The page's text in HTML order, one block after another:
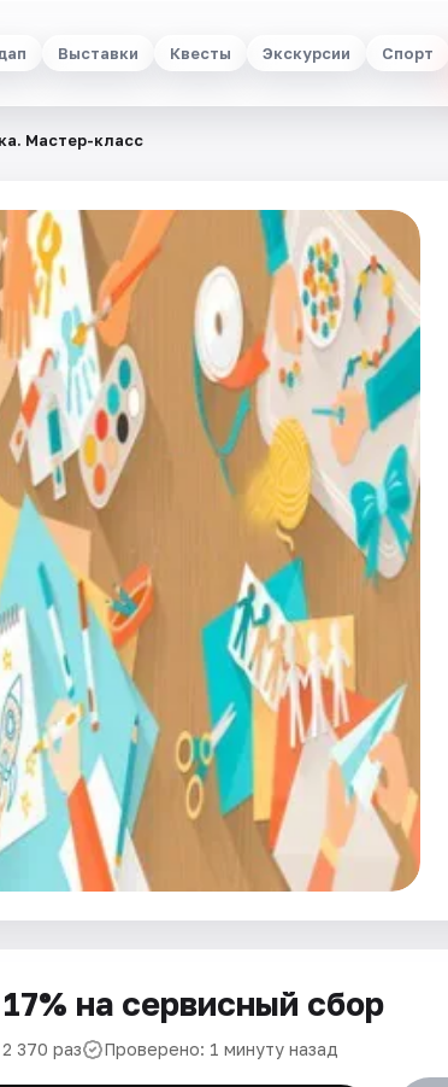
Выставки Квесты Экскурсии Спорт
Мастер-класс
на сервисный сбор
370 раз Проверено: 1 минуту назад